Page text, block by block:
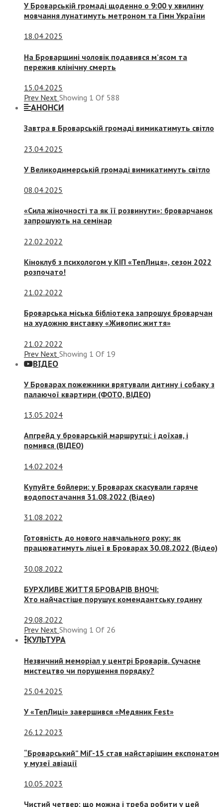
У Броварській громаді щоденно о 9:00 у хвилину
мовчання лунатимуть метроном та Гімн України
18.04.2025
На Броварщині чоловік подавився м’ясом та
пережив клінічну смерть
15.04.2025
Prev Next Showing 1 Of 588
АНОНСИ
Завтра в Броварській громаді вимикатимуть світло
23.04.2025
У Великодимерській громаді вимикатимуть світло
08.04.2025
«Сила жіночності та як її розвинути»: броварчанок
запрошують на семінар
22.02.2022
Кіноклуб з психологом у КІП «ТепЛиця», сезон 2022
розпочато!
21.02.2022
Броварська міська бібліотека запрошує броварчан
на художню виставку «Живопис життя»
21.02.2022
Prev Next Showing 1 Of 19
ВІДЕО
У Броварах пожежники врятували дитину і собаку з
палаючої квартири (ФОТО, ВІДЕО)
13.05.2024
Апгрейд у броварській маршрутці: і доїхав, і
помився (ВІДЕО)
14.02.2024
Купуйте бойлери: у Броварах скасували гаряче
водопостачання 31.08.2022 (Відео)
31.08.2022
Готовність до нового навчального року: як
працюватимуть ліцеї в Броварах 30.08.2022 (Відео)
30.08.2022
БУРХЛИВЕ ЖИТТЯ БРОВАРІВ ВНОЧІ:
Хто найчастіше порушує комендантську годину
29.08.2022
Prev Next Showing 1 Of 26
КУЛЬТУРА
Незвичний меморіал у центрі Броварів. Сучасне
мистецтво чи порушення порядку?
25.04.2025
У «ТепЛиці» завершився «Медяник Fest»
26.12.2023
“Броварський” МіГ-15 став найстарішим експонатом
у музеї авіації
10.05.2023
Чистий четвер: що можна і треба робити у цей